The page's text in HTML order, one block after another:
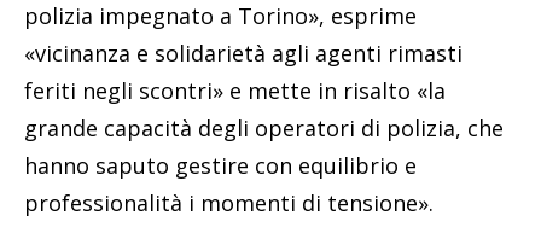
polizia impegnato a Torino», esprime
«vicinanza e solidarietà agli agenti rimasti
feriti negli scontri» e mette in risalto «la
grande capacità degli operatori di polizia, che
hanno saputo gestire con equilibrio e
professionalità i momenti di tensione».